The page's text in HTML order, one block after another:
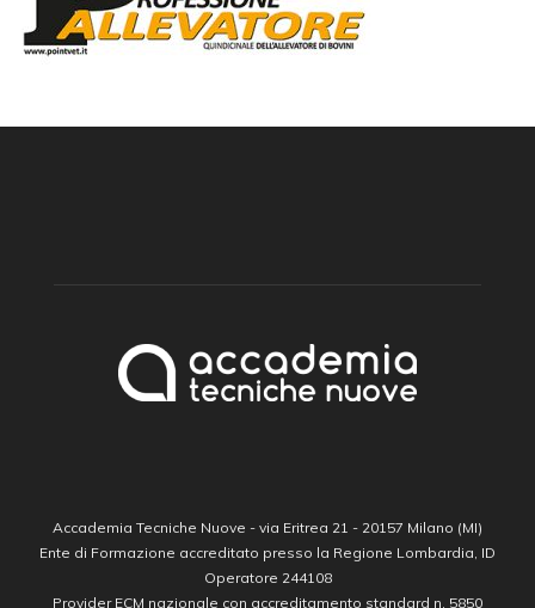
Accademia Tecniche Nuove - via Eritrea 21 - 20157 Milano (MI)
Ente di Formazione accreditato presso la Regione Lombardia, ID
Operatore 244108
Provider ECM nazionale con accreditamento standard n. 5850